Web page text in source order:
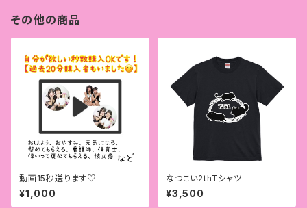
その他の商品
動画15秒送ります♡
¥1,000
なつこい2thTシャツ
¥3,500